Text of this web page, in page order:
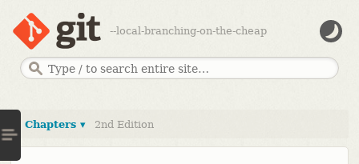
--local-branching-on-the-cheap
Chapters ▾ 2nd Edition